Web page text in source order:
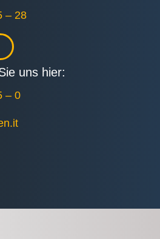
– 28
uns hier:
– 0